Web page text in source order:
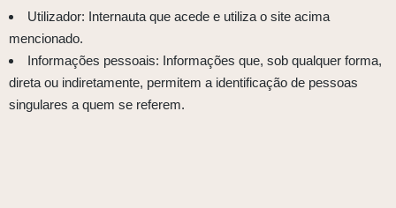
Utilizador: Internauta que acede e utiliza o site acima
mencionado.
Informações pessoais: Informações que, sob qualquer forma,
direta ou indiretamente, permitem a identificação de pessoas
singulares a quem se referem.